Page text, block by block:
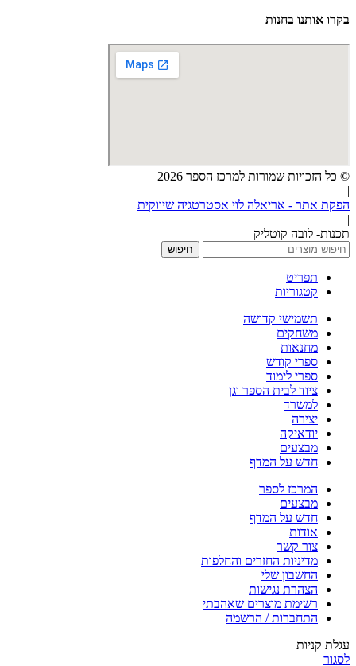
בקרו אותנו בחנות
© כל הזכויות שמורות למרכז הספר 2026
|
הפקת אתר - אריאלה לוי אסטרטגיה שיווקית
|
תכנות- לובה קוטליק
חיפוש
תפריט
קטגוריות
תשמישי קדושה
משחקים
מחנאות
ספרי קודש
ספרי לימוד
ציוד לבית הספר וגן
למשרד
יצירה
יודאיקה
מבצעים
חדש על המדף
המרכז לספר
מבצעים
חדש על המדף
אודות
צור קשר
מדיניות החזרים והחלפות
החשבון שלי
הצהרת נגישות
רשימת מוצרים שאהבתי
התחברות / הרשמה
עגלת קניות
לסגור